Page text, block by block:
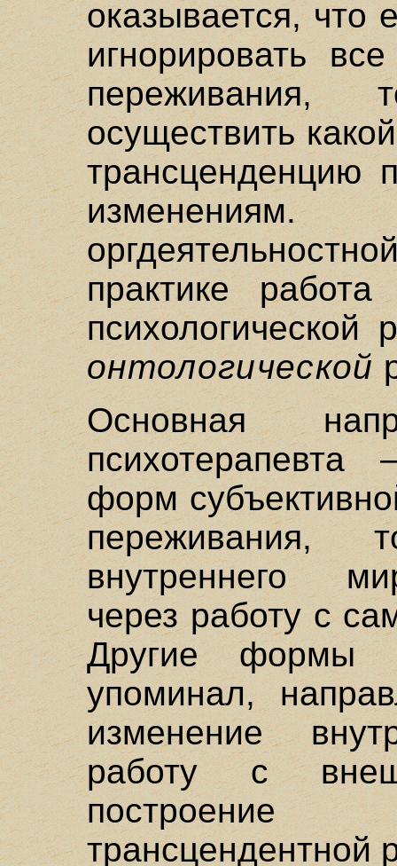
оказывается, что
игнорировать
осуществить
трансценденцию
практике
онтологической
Основная
психотерапевта
форм
переживания,
внутреннего
через работу с
Другие формы
упоминал,
изменение
работу с
трансцендентной